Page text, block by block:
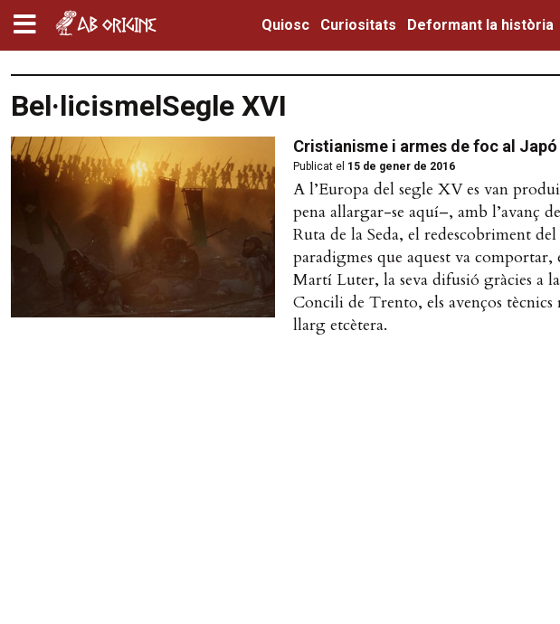
Quiosc Curiositats Deformant la història
Bel·licismelSegle XVI
Cristianisme i armes de foc al Japó
Publicat el 15 de gener de 2016
A l’Europa del segle XV es van
pena allargar-se aquí–, amb l’avanç
Ruta de la Seda, el redescobriment
paradigmes que aquest va comportar,
Martí Luter, la seva difusió gràcies a
Concili de Trento, els avenços
llarg etcètera.